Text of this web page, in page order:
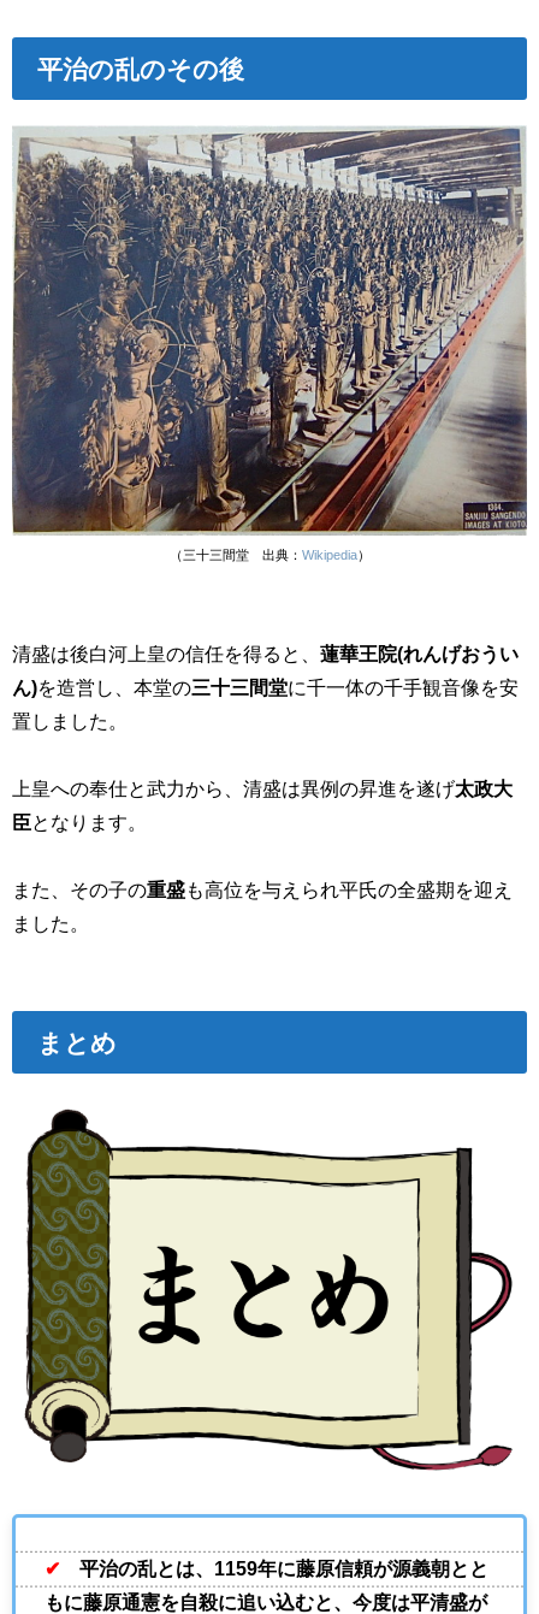
平治の乱のその後
（三十三間堂 出典： Wikipedia）
清盛は後白河上皇の信任を得ると、 蓮華王院(れんげおうい
ん)を造営し、本堂の三十三間堂に千一体の千手観音像を安
置しました。
上皇への奉仕と武力から、清盛は異例の昇進を遂げ太政大
臣となります。
また、その子の重盛も高位を与えられ平氏の全盛期を迎え
ました。
まとめ
✔ 平治の乱とは、1159年に藤原信頼が源義朝とと
もに藤原通憲を自殺に追い込むと、今度は平清盛が